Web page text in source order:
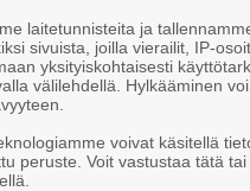
laitetunnisteita ja
sivuista, joilla vierailit, IP-
yksityiskohtaisesti
välilehdellä. Hylkääminen
voivat käsitellä
peruste. Voit vastustaa tätä